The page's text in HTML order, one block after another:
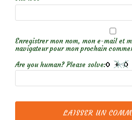
Enregistrer mon nom, mon e-mail et
navigateur pour mon prochain
Are you human? Please solve: